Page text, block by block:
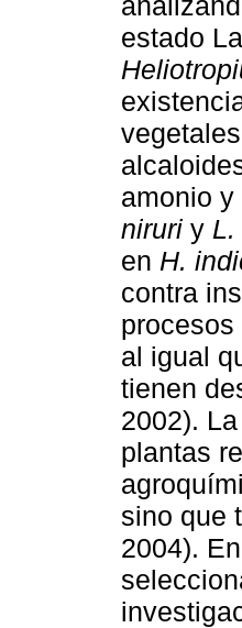
estado
amonio
niruri y L.
en H.
contra
al igual
tienen
2002).
plantas
sino que
2004).